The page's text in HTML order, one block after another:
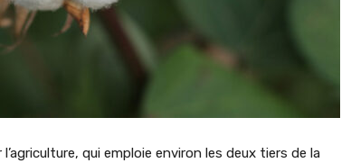
qui emploie environ les deux tiers de la